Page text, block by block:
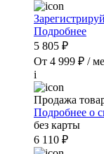
Подробнее
5 805 ₽
От 4 999 ₽ /
i
Продажа
Подробнее о
без карты
6 110 ₽